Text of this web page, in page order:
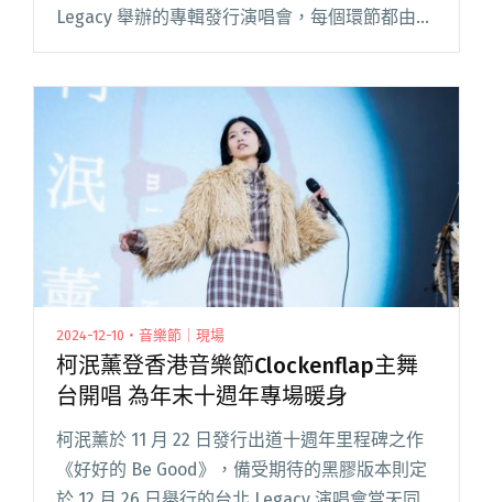
Legacy 舉辦的專輯發行演唱會，每個環節都由她
一手包辦。 無論是詞曲、企劃、編曲、製作，甚
程相當辛苦閱讀全文 "從天母街頭到Legacy舞
台！柯泯薰《好好的 Be Good》演唱會回顧10年
音樂旅程"
2024-12-10・音樂節｜現場
柯泯薰登香港音樂節Clockenflap主舞
台開唱 為年末十週年專場暖身
柯泯薰於 11 月 22 日發行出道十週年里程碑之作
《好好的 Be Good》，備受期待的黑膠版本則定